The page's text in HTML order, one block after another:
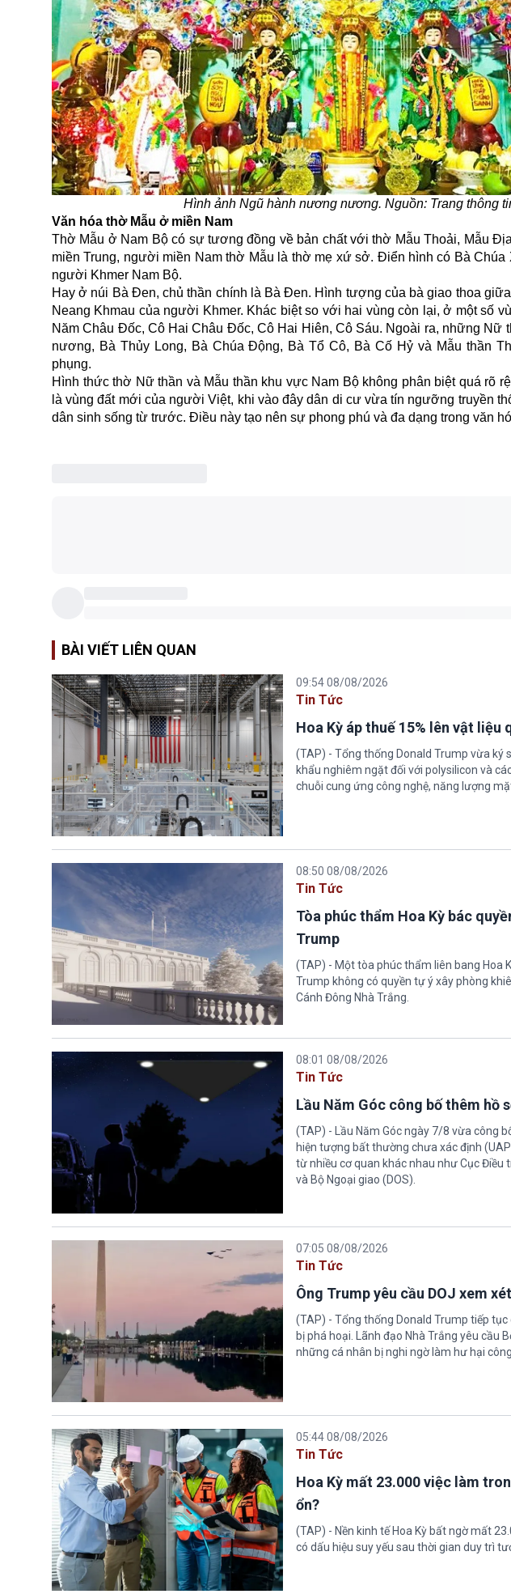
Hình ảnh Ngũ hành nương nương. Nguồn: Trang thông
Văn hóa thờ Mẫu ở miền Nam
Thờ Mẫu ở Nam Bộ có sự tương đồng về bản chất với thờ Mẫu Thoải, Mẫu
miền Trung, người miền Nam thờ Mẫu là thờ mẹ xứ sở. Điển hình có Bà
người Khmer Nam Bộ.
Hay ở núi Bà Đen, chủ thần chính là Bà Đen. Hình tượng của bà giao thoa
Neang Khmau của người Khmer. Khác biệt so với hai vùng còn lại, ở một số
Năm Châu Đốc, Cô Hai Châu Đốc, Cô Hai Hiên, Cô Sáu. Ngoài ra, những
nương, Bà Thủy Long, Bà Chúa Động, Bà Tổ Cô, Bà Cố Hỷ và Mẫu thần
phụng.
Hình thức thờ Nữ thần và Mẫu thần khu vực Nam Bộ không phân biệt quá rõ
là vùng đất mới của người Việt, khi vào đây dân di cư vừa tín ngưỡng truyền
dân sinh sống từ trước. Điều này tạo nên sự phong phú và đa dạng trong văn
BÀI VIẾT LIÊN QUAN
09:54 08/08/2026
Tin Tức
Hoa Kỳ áp thuế 15% lên vật
(TAP) - Tổng thống Donald Trump vừa ký
khẩu nghiêm ngặt đối với polysilicon và
chuỗi cung ứng công nghệ, năng lượng
08:50 08/08/2026
Tin Tức
Tòa phúc thẩm Hoa Kỳ bác
Trump
(TAP) - Một tòa phúc thẩm liên bang Hoa
Trump không có quyền tự ý xây phòng
Cánh Đông Nhà Trắng.
08:01 08/08/2026
Tin Tức
Lầu Năm Góc công bố thêm hồ
(TAP) - Lầu Năm Góc ngày 7/8 vừa công
hiện tượng bất thường chưa xác định
từ nhiều cơ quan khác nhau như Cục Điều
và Bộ Ngoại giao (DOS).
07:05 08/08/2026
Tin Tức
Ông Trump yêu cầu DOJ xem
(TAP) - Tổng thống Donald Trump tiếp
bị phá hoại. Lãnh đạo Nhà Trắng yêu cầu
những cá nhân bị nghi ngờ làm hư hại
05:44 08/08/2026
Tin Tức
Hoa Kỳ mất 23.000 việc làm
ổn?
(TAP) - Nền kinh tế Hoa Kỳ bất ngờ mất
có dấu hiệu suy yếu sau thời gian duy trì